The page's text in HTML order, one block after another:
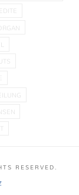
RESERVED.